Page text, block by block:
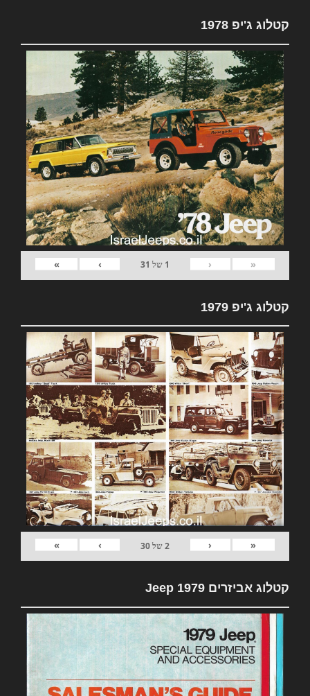
קטלוג ג'יפ 1978
«
‹
1 של 31
›
»
קטלוג ג'יפ 1979
«
‹
2של30
›
»
קטלוג אביזרים 1979 Jeep